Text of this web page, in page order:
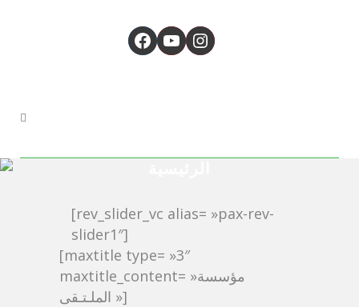
Facebook YouTube Instagram
[rev_slider_vc alias= »pax-rev-
slider1″]
[maxtitle type= »3″
maxtitle_content= »مؤسسة
الملـتـقى »]